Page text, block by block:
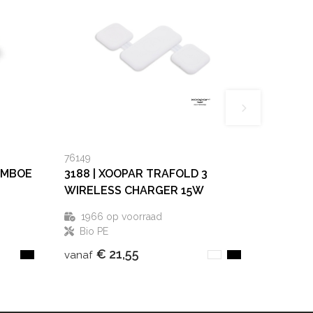
76149
3188 | XOOPAR TRAFOLD 3
WIRELESS CHARGER 15W
1966 op voorraad
Bio PE
vanaf € 21,55